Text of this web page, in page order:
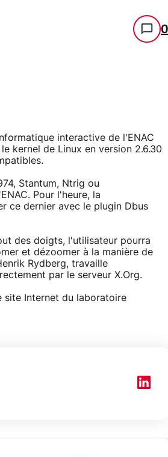
0
interactive de l'ENAC
kernel de Linux en version 2.6.30
Stantum, Ntrig ou
Pour l'heure, la
ce dernier avec le plugin Dbus
des doigts, l'utilisateur pourra
et dézoomer à la manière de
Rydberg, travaille
par le serveur X.Org.
site Internet du laboratoire